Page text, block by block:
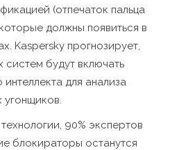
(отпечаток пальца
должны появиться в
Kaspersky прогнозирует,
систем будут включать
для анализа
угонщиков.
90% экспертов
блокираторы останутся